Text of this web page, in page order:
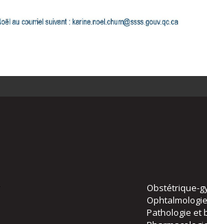
Obstétrique-
Ophtalmologie
Pathologie et